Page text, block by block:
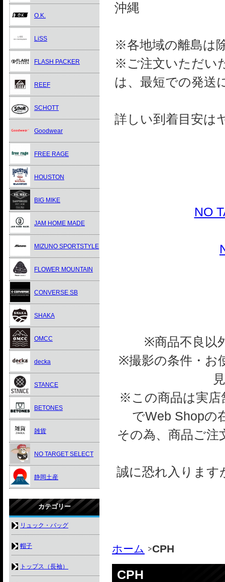
沖縄
※各地域の離島は
※ご注文いただい
は、最短での発送
詳しい到着目安は
NO
※商品不良以
※撮影の条件・お
※この商品は実店
でWeb Shopの
その為、商品ご
誠に恐れ入ります
ホーム CPH
CPH
O.K.
LiSS
FLASH PACKER
REEF
SCHOTT
Goodwear
FREE RAGE
HOUSTON
BIG MIKE
JAM HOME MADE
MIZUNO SPORTSTYLE
FLOWER MOUNTAIN
CONVERSE SB
SHAKA
OMCC
decka
STANCE
BETONES
雑貨
NO TARGET SELECT
静岡土産
カテゴリー
リュック・バッグ
帽子
トップス（長袖）